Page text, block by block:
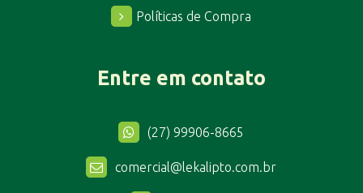
Políticas de Compra
Entre em contato
(27) 99906-8665
comercial@lekalipto.com.br